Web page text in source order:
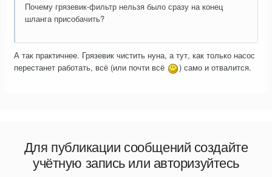
Почему грязевик-фильтр нельзя было сразу на конец
шланга присобачить?
А так практичнее. Грязевик чистить нуна, а тут, как только насос
перестанет работать, всё (или почти всё
) само и отвалится.
Для публикации сообщений создайте
учётную запись или авторизуйтесь